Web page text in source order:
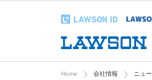
Home 会社情報 ニュ